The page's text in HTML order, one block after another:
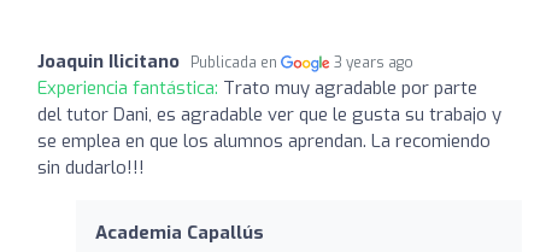
Joaquin Ilicitano Publicada en 3 years ago
Experiencia fantástica: Trato muy agradable por parte
del tutor Dani, es agradable ver que le gusta su trabajo y
se emplea en que los alumnos aprendan. La recomiendo
sin dudarlo!!!
Academia Capallús